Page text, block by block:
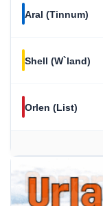
Aral (Tinnum)
Shell (W`land)
Orlen (List)